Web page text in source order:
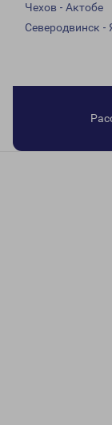
Чехов - Актобе
Северодвинск -